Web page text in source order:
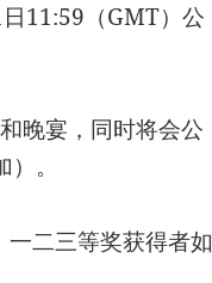
11:59（GMT）公
晚宴，同时将会公
。
二三等奖获得者如